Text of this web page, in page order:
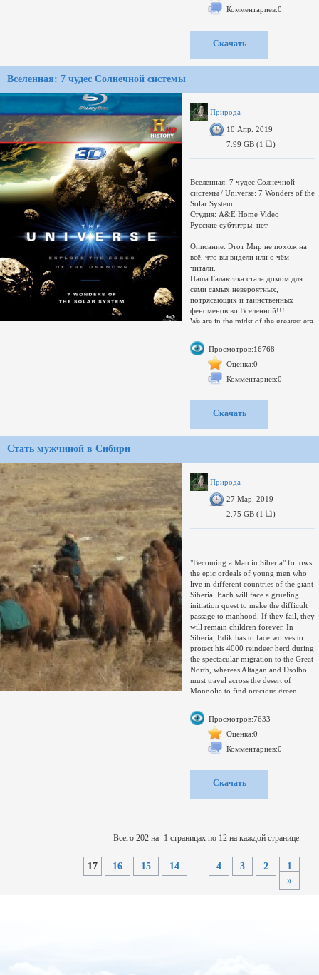
«Пластиковый океан» обнаруживает
немалое количество пластиковых
на земле - голубого кита. Из-за
небрежности некоторых людей
Задумавшись над источниками этой
проблемы, мужчина объединяет
усилия с ныряльщицей по имени
Таня Стритер, а также с
международной командой
исследователей и ученых. Вместе
Комментариев:0
Скачать
Вселенная: 7 чудес Солнечной системы
Природа
10 Апр. 2019
7.99 GB (1
)
Вселенная: 7 чудес Солнечной
системы / Universe: 7 Wonders of the
Solar System
Студия: A&E Home Video
Русские субтитры: нет
Описание: Этот Мир не похож на
всё, что вы видели или о чём
читали.
Наша Галактика стала домом для
семи самых невероятных,
потрясающих и таинственных
феноменов во Вселенной!!!
We are in the midst of the greatest era
century spacecraft and sophisticated
imaging technology are venturing
into uncharted territory every day,
and much of the extraordinary
phenomena are happening right in
3D tour of the seven most amazing
wonders of our solar system,
icy geysers spout from its surface.
Then venture to Saturn s famous
rings, which contain mountain ranges
that rival the Alps; dive into Jupiter s
Great Red Spot, the eye of the biggest
Просмотров:16768
Оценка:0
Комментариев:0
Скачать
Стать мужчиной в Сибири
Природа
27 Мар. 2019
2.75 GB (1
)
"Becoming a Man in Siberia" follows
the epic ordeals of young men who
live in different countries of the giant
Siberia. Each will face a grueling
initiation quest to make the difficult
passage to manhood. If they fail, they
will remain children forever. In
Siberia, Edik has to face wolves to
protect his 4000 reindeer herd during
the spectacular migration to the Great
North, whereas Altagan and Dsolbo
must travel across the desert of
Mongolia to find precious green
herd during the winter. Two ordeals,
each for the same goal: Becoming a
Man!Выпущено: Франция
Аудио#1: Russian: 48 kHz, AC3, 5.1,
~192 .00 kbps avg |Одноголосый
~755.00 kbps avg
Субтитры: None
Просмотров:7633
Оценка:0
Комментариев:0
Скачать
Всего 202 на -1 страницах по 12 на каждой странице.
17 16 15 14 ... 4 3 2
1
»